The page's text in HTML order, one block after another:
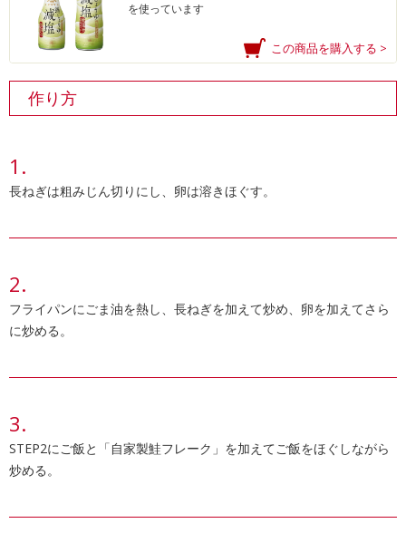
を使っています
この商品を購入する >
作り方
長ねぎは粗みじん切りにし、卵は溶きほぐす。
フライパンにごま油を熱し、長ねぎを加えて炒め、卵を加えてさら
に炒める。
STEP2にご飯と「自家製鮭フレーク」を加えてご飯をほぐしながら
炒める。